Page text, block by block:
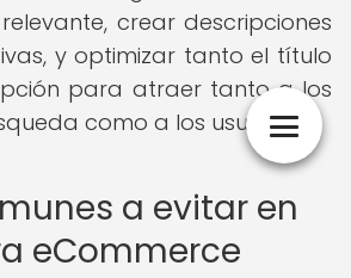
crear descripciones
y optimizar tanto el título
para atraer tanto a los
como a los usuarios.
a evitar en
eCommerce